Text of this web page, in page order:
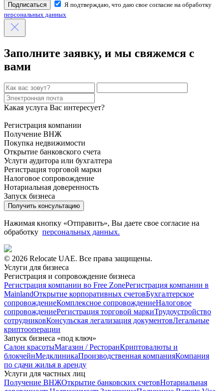
Подписаться
Я подтверждаю, что даю свое согласие на обработку
персональных данных
Заполните заявку, и мы свяжемся с
вами
Какая услуга Вас интересует?
Регистрация компании
Получение ВНЖ
Покупка недвижимости
Открытие банковского счета
Услуги аудитора или бухгалтера
Регистрация торговой марки
Налоговое сопровождение
Нотариальная доверенность
Запуск бизнеса
Получить консультацию
Нажимая кнопку «Отправить», Вы даете свое согласие на
обработку персональных данных.
© 2026 Relocate UAE. Все права защищены.
Услуги для бизнеса
Регистрация и сопровождение бизнеса
Регистрация компании во Free ZoneРегистрация компании в
MainlandОткрытие корпоративных счетовБухгалтерское
сопровождениеКомплексное сопровождениеНалоговое
сопровождениеРегистрация торговой маркиТрудоустройство
сотрудниковКонсульская легализация документовЛегальные
криптооперации
Запуск бизнеса «под ключ»
Салон красотыМагазин / РесторанКриптовалюты и
блокчейнМедклиникаПроизводственная компанияКомпания
по сдачи жилья в аренду
Услуги для частных лиц
Получение ВНЖОткрытие банковских счетовНотариальная